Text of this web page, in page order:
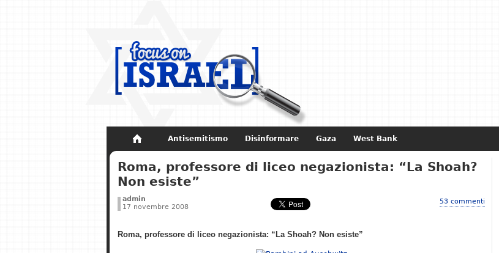
Antisemitismo Disinformare Gaza West Bank
Non dimenticare Storia di Israele
Roma, professore di liceo negazionista: “La Shoah?
Non esiste”
admin
17 novembre 2008
53 commenti
Roma, professore di liceo negazionista: “La Shoah? Non esiste”